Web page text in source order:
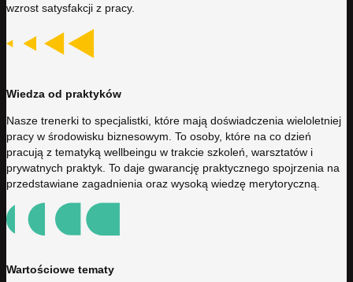
wzrost satysfakcji z pracy.
Wiedza od praktyków
Nasze trenerki to specjalistki, które mają doświadczenia wieloletniej
pracy w środowisku biznesowym. To osoby, które na co dzień
pracują z tematyką wellbeingu w trakcie szkoleń, warsztatów i
prywatnych praktyk. To daje gwarancję praktycznego spojrzenia na
przedstawiane zagadnienia oraz wysoką wiedzę merytoryczną.
Wartościowe tematy